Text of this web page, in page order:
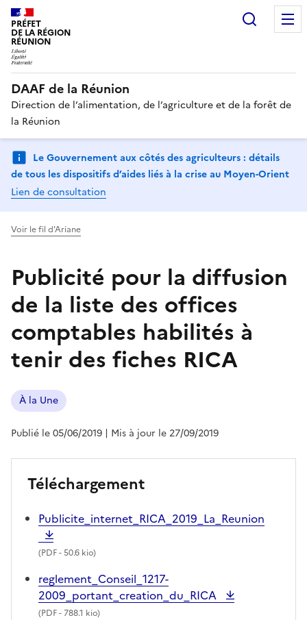
PRÉFET
DE LA RÉGION
RÉUNION
DAAF de la Réunion
Direction de l’alimentation, de l’agriculture et de la forêt de
la Réunion
Le Gouvernement aux côtés des agriculteurs : détails
de tous les dispositifs d’aides liés à la crise au Moyen-Orient
Lien de consultation
Voir le fil d'Ariane
Publicité pour la diffusion
de la liste des offices
comptables habilités à
tenir des fiches RICA
À la Une
Publié le 05/06/2019 | Mis à jour le 27/09/2019
Téléchargement
Publicite_internet_RICA_2019_La_Reunion
(PDF- 50.6 kio)
reglement_Conseil_1217-
2009_portant_creation_du_RICA
(PDF- 788.1 kio)